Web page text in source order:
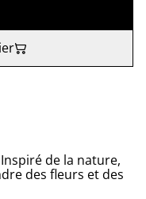
de la nature,
des fleurs et des